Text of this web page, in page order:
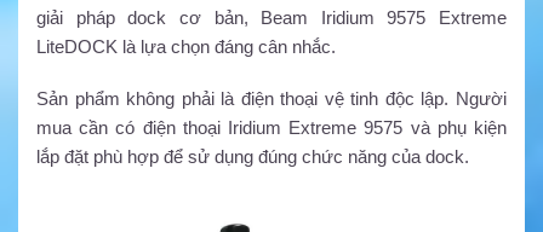
giải pháp dock cơ bản, Beam Iridium 9575 Extreme
LiteDOCK là lựa chọn đáng cân nhắc.
Sản phẩm không phải là điện thoại vệ tinh độc lập. Người
mua cần có điện thoại Iridium Extreme 9575 và phụ kiện
lắp đặt phù hợp để sử dụng đúng chức năng của dock.